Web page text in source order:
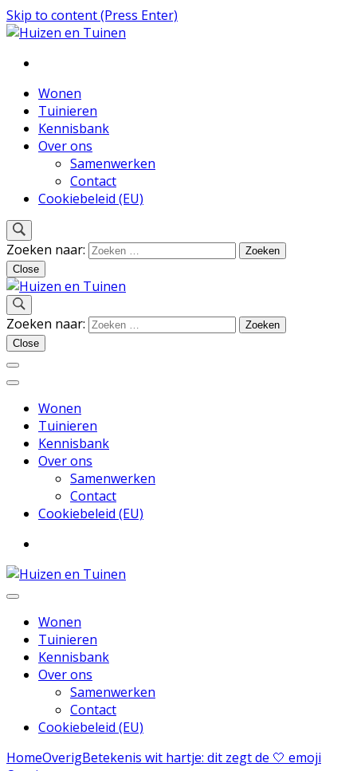
Skip to content (Press Enter)
Huizen en Tuinen
Inspiratie voor wonen en tuinieren
Wonen
Tuinieren
Kennisbank
Over ons
Samenwerken
Contact
Cookiebeleid (EU)
Zoeken naar:
Close
Huizen en Tuinen
Inspiratie voor wonen en tuinieren
Zoeken naar:
Close
Wonen
Tuinieren
Kennisbank
Over ons
Samenwerken
Contact
Cookiebeleid (EU)
Huizen en Tuinen
Inspiratie voor wonen en tuinieren
Wonen
Tuinieren
Kennisbank
Over ons
Samenwerken
Contact
Cookiebeleid (EU)
HomeOverigBetekenis wit hartje: dit zegt de 🤍 emoji